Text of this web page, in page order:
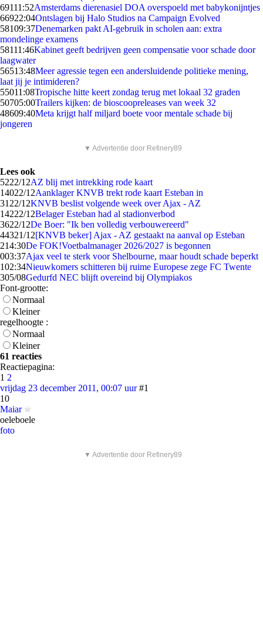
69111:52Amsterdams dierenasiel DOA overspoeld met babykonijntjes
66922:04Ontslagen bij Halo Studios na Campaign Evolved
58109:37Denemarken pakt AI-gebruik in scholen aan: extra
mondelinge examens
58111:46Kabinet geeft bedrijven geen compensatie voor schade door
laagwater
56513:48Meer agressie tegen een andersluidende politieke mening,
laat jij je intimideren?
55011:08Tropische hitte keert zondag terug met lokaal 32 graden
50705:00Trailers kijken: de bioscoopreleases van week 32
48609:40Meta krijgt half miljard boete voor mentale schade bij
jongeren
▼ Advertentie door Refinery89
Lees ook
5222/12AZ blij met intrekking rode kaart
14022/12Aanklager KNVB trekt rode kaart Esteban in
31 22/12KNVB beslist volgende week over Ajax - AZ
14222/12Belager Esteban had al stadionverbod
3622/12De Boer: "Ik ben volledig verbouwereerd"
44321/12[KNVB beker] Ajax - AZ gestaakt na aanval op Esteban
214:30De FOK!Voetbalmanager 2026/2027 is begonnen
003:37Ajax veel te sterk voor Shelbourne, maar houdt schade beperkt
102:34Nieuwkomers schitteren bij ruime Europese zege FC Twente
305/08Gedurfd NEC blijft overeind bij Olympiakos
Font-grootte:
Normaal
Kleiner
regelhoogte :
Normaal
Kleiner
61 reacties
Reactiepagina:
1 2
vrijdag 23 december 2011, 00:07 uur #1
10
Maiar
oeleboele
foto
▼ Advertentie door Refinery89